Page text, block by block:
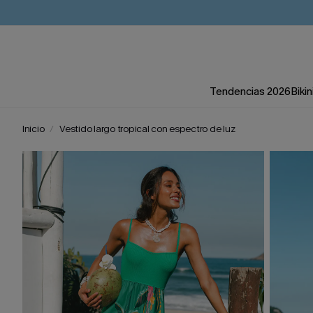
Tendencias 2026
Inicio Vestido largo tropical con espectro de luz